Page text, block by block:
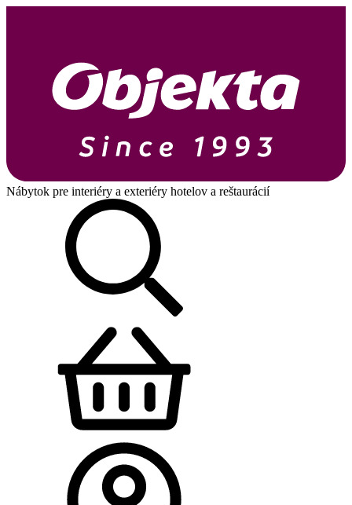
Nábytok pre interiéry a exteriéry hotelov a reštaurácií